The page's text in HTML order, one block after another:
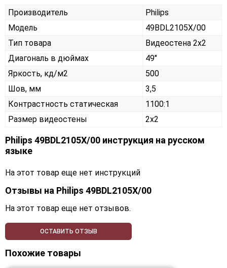
Производитель
Philips
Модель
49BDL2105X/00
Тип товара
Видеостена 2х2
Диагональ в дюймах
49"
Яркость, кд/м2
500
Шов, мм
3,5
Контрастность статическая
1100:1
Размер видеостены
2x2
Philips 49BDL2105X/00 инструкция на русском
языке
На этот товар еще нет инструкций
Отзывы на Philips 49BDL2105X/00
На этот товар еще нет отзывов.
ОСТАВИТЬ ОТЗЫВ
Похожие товары